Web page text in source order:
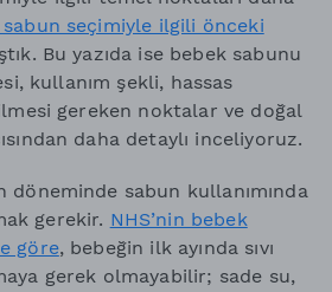
seçimiyle ilgili önceki
Bu yazıda ise bebek sabunu
kullanım şekli, hassas
gereken noktalar ve doğal
daha detaylı inceliyoruz.
döneminde sabun kullanımında
gerekir. NHS’nin bebek
göre, bebeğin ilk ayında sıvı
gerek olmayabilir; sade su,